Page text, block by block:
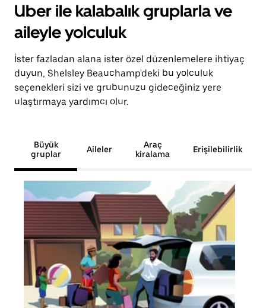
Uber ile kalabalık gruplarla ve
aileyle yolculuk
İster fazladan alana ister özel düzenlemelere ihtiyaç
duyun, Shelsley Beauchamp'deki bu yolculuk
seçenekleri sizi ve grubunuzu gideceğiniz yere
ulaştırmaya yardımcı olur.
Büyük
gruplar
Aileler
Araç
kiralama
Erişilebilirlik